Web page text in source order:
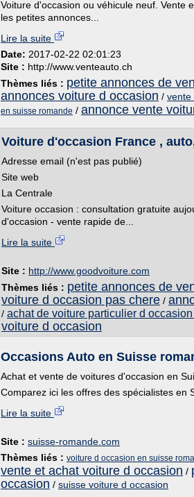
Voiture d'occasion ou véhicule neuf. Vente
les petites annonces...
Lire la suite
Date: 2017-02-22 02:01:23
Site : http://www.venteauto.ch
Thèmes liés : petite annonces de
annonces voiture d occasion / vente
en suisse romande / annonce vente
Voiture d'occasion France ,
Adresse email (n'est pas publié)
Site web
La Centrale
Voiture occasion : consultation gratuite
d'occasion - vente rapide de...
Lire la suite
Site : http://www.goodvoiture.com
Thèmes liés : petite annonces de
voiture d occasion pas chere /
/ achat de voiture particulier d
voiture d occasion
Occasions Auto en Suisse
Achat et vente de voitures d'occasion en
Comparez ici les offres des spécialistes en
Lire la suite
Site : suisse-romande.com
Thèmes liés : voiture d occasion en suisse
vente et achat voiture d occasion /
occasion / suisse voiture d occasion